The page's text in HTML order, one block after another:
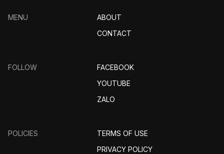
MENU
ABOUT
CONTACT
FOLLOW
FACEBOOK
YOUTUBE
ZALO
POLICIES
TERMS OF USE
PRIVACY POLICY